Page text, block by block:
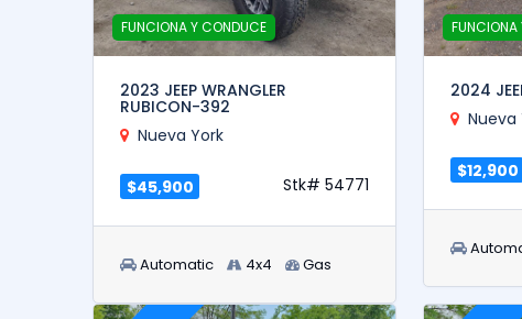
FUNCIONA Y CONDUCE
2023 JEEP WRANGLER
RUBICON-392
Nueva York
$45,900 Stk# 54771
Automatic 4x4 Gas
FUNCIONA
2024
Nueva
$12,900